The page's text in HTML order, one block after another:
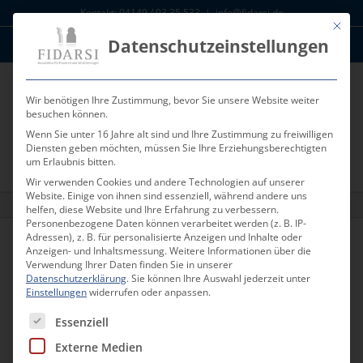
Inhalt
Kontakt: 04149 / 93 35 533 | info@fidarsi.de
News Kunden Log-In
FIDARSI Depot Empfehlung September 2021
Zurück Vor
FIDARSI Depot Empfehlung September 2021
FIDARSI empfiehlt aktuell folgende Geldanlage.
Mit
Datenschutzeinstellungen
Wir benötigen Ihre Zustimmung, bevor Sie unsere Website weiter
besuchen können.
Wenn Sie unter 16 Jahre alt sind und Ihre Zustimmung zu freiwilligen
Diensten geben möchten, müssen Sie Ihre Erziehungsberechtigten
um Erlaubnis bitten.
Wir verwenden Cookies und andere Technologien auf unserer
Website. Einige von ihnen sind essenziell, während andere uns
helfen, diese Website und Ihre Erfahrung zu verbessern.
Personenbezogene Daten können verarbeitet werden (z. B. IP-
Adressen), z. B. für personalisierte Anzeigen und Inhalte oder
Anzeigen- und Inhaltsmessung.Weitere Informationen über die
Verwendung Ihrer Daten finden Sie in unserer
Datenschutzerklärung.Sie können Ihre Auswahl jederzeit unter
Einstellungenwiderrufen oder anpassen.
Es folgt eine Liste der Service-Gruppen, für die eine
Essenziell
Externe Medien